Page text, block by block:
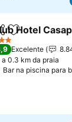
Adicionar
Hotel
Excelente
a 0.3 km da praia
Bar na piscina para